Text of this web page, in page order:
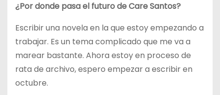
¿Por donde pasa el futuro de Care Santos?
Escribir una novela en la que estoy empezando a
trabajar. Es un tema complicado que me va a
marear bastante. Ahora estoy en proceso de
rata de archivo, espero empezar a escribir en
octubre.